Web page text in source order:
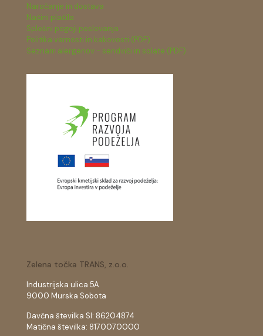
Naročanje in dostava
Načini plačila
Splošni pogoji poslovanja
Politika varnosti in kakovosti (PDF)
Seznam alergenov - sendviči in solate (PDF)
Zelena točka TRANS, z.o.o.
Industrijska ulica 5A
9000 Murska Sobota
Davčna številka SI: 86204874
Matična številka: 8170070000